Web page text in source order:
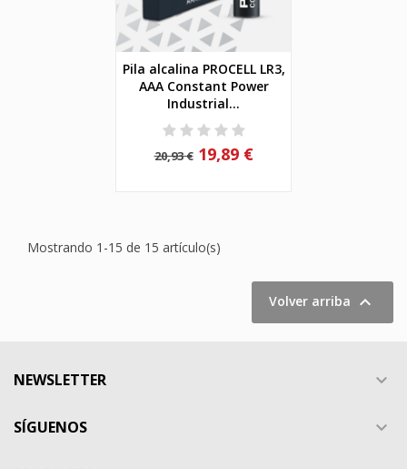
Pila alcalina PROCELL LR3,
AAA Constant Power
Industrial...
20,93 € 19,89 €
Mostrando 1-15 de 15 artículo(s)
Volver arriba 
NEWSLETTER 
SÍGUENOS 